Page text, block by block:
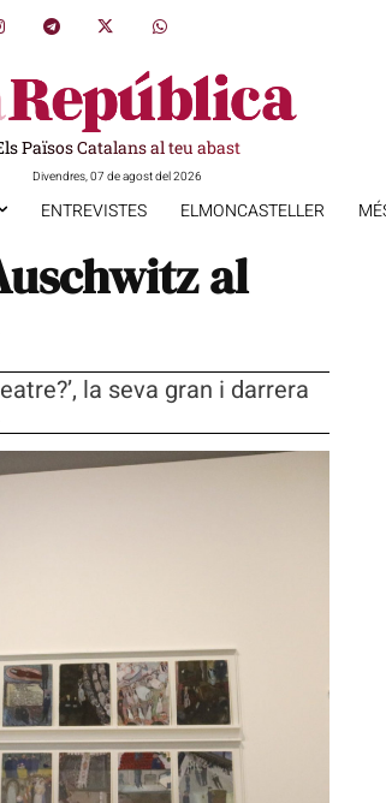
Països Catalans al teu abast
Divendres, 07 de agost del 2026
ENTREVISTES ELMONCASTELLER
al
la seva gran i darrera